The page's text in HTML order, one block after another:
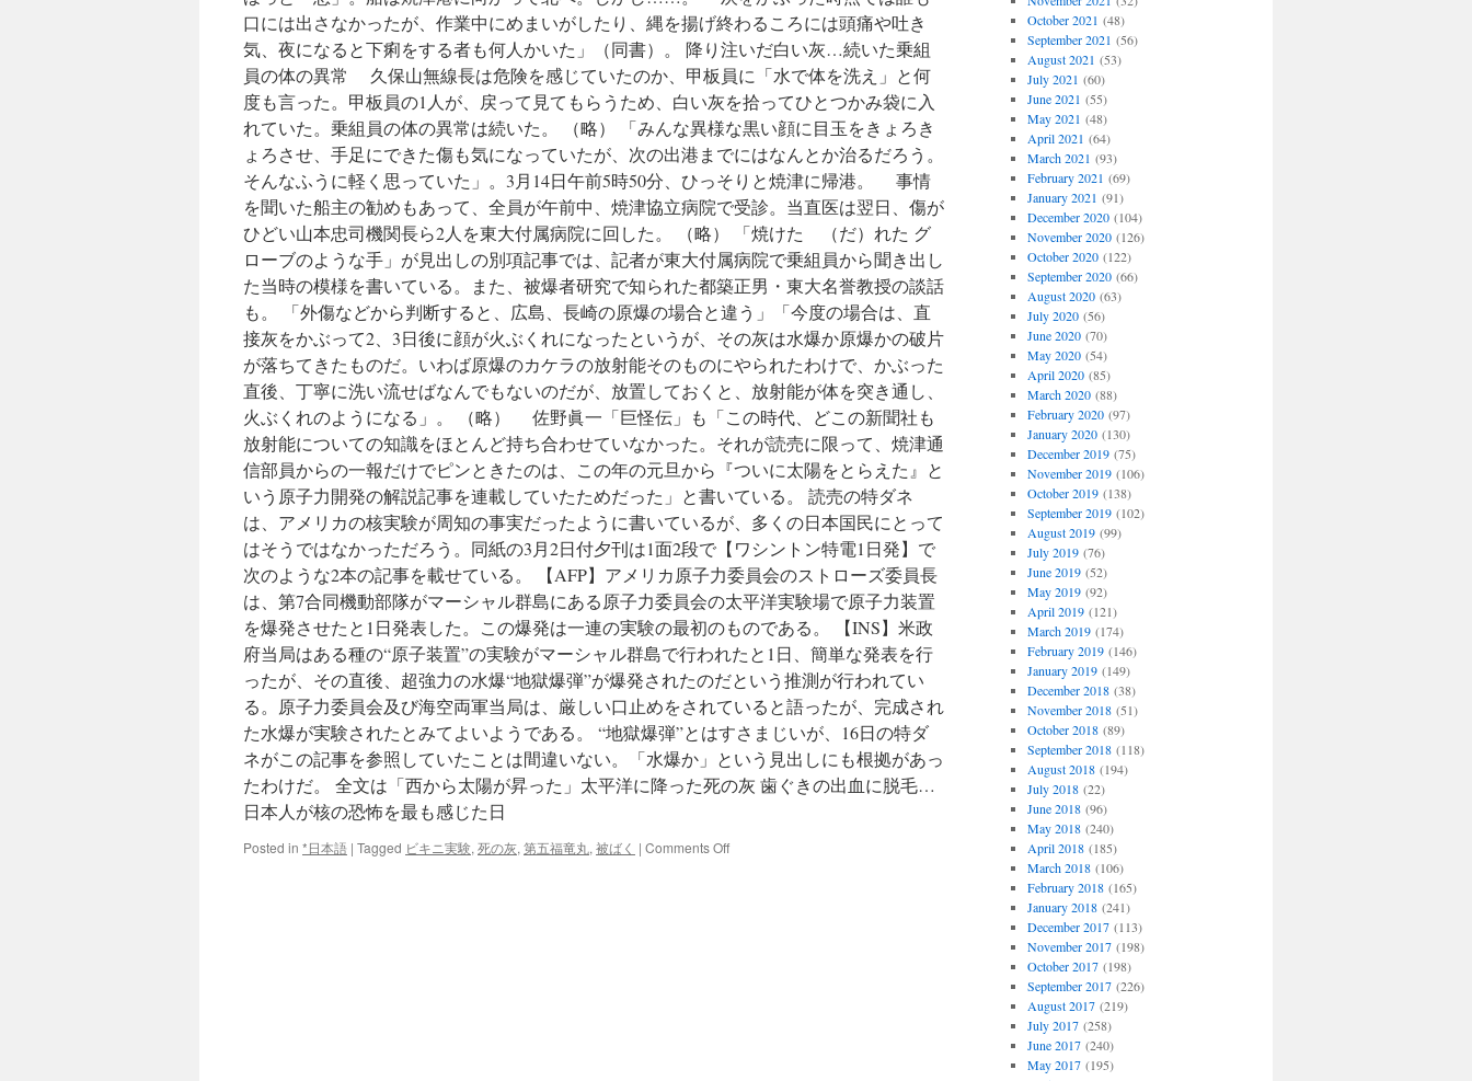
口には出さなかったが、作業中にめまいがしたり、縄を揚げ終わるころには頭痛や吐き
気、夜になると下痢をする者も何人かいた」（同書）。 降り注いだ白い灰…続いた乗組
員の体の異常 久保山無線長は危険を感じていたのか、甲板員に「水で体を洗え」と何
度も言った。甲板員の1人が、戻って見てもらうため、白い灰を拾ってひとつかみ袋に入
れていた。乗組員の体の異常は続いた。 （略） 「みんな異様な黒い顔に目玉をきょろき
ょろさせ、手足にできた傷も気になっていたが、次の出港までにはなんとか治るだろう。
そんなふうに軽く思っていた」。3月14日午前5時50分、ひっそりと焼津に帰港。 事情
を聞いた船主の勧めもあって、全員が午前中、焼津協立病院で受診。当直医は翌日、傷が
ひどい山本忠司機関長ら2人を東大付属病院に回した。 （略） 「焼けたゞ（だ）れた グ
ローブのような手」が見出しの別項記事では、記者が東大付属病院で乗組員から聞き出し
た当時の模様を書いている。また、被爆者研究で知られた都築正男・東大名誉教授の談話
も。 「外傷などから判断すると、広島、長崎の原爆の場合と違う」「今度の場合は、直
接灰をかぶって2、3日後に顔が火ぶくれになったというが、その灰は水爆か原爆かの破片
が落ちてきたものだ。いわば原爆のカケラの放射能そのものにやられたわけで、かぶった
直後、丁寧に洗い流せばなんでもないのだが、放置しておくと、放射能が体を突き通し、
火ぶくれのようになる」。 （略） 佐野眞一「巨怪伝」も「この時代、どこの新聞社も
放射能についての知識をほとんど持ち合わせていなかった。それが読売に限って、焼津通
信部員からの一報だけでピンときたのは、この年の元旦から『ついに太陽をとらえた』と
いう原子力開発の解説記事を連載していたためだった」と書いている。 読売の特ダネ
は、アメリカの核実験が周知の事実だったように書いているが、多くの日本国民にとって
はそうではなかっただろう。同紙の3月2日付夕刊は1面2段で【ワシントン特電1日発】で
次のような2本の記事を載せている。 【AFP】アメリカ原子力委員会のストローズ委員長
は、第7合同機動部隊がマーシャル群島にある原子力委員会の太平洋実験場で原子力装置
を爆発させたと1日発表した。この爆発は一連の実験の最初のものである。 【INS】米政
府当局はある種の“原子装置”の実験がマーシャル群島で行われたと1日、簡単な発表を行
ったが、その直後、超強力の水爆“地獄爆弾”が爆発されたのだという推測が行われてい
る。原子力委員会及び海空両軍当局は、厳しい口止めをされていると語ったが、完成され
た水爆が実験されたとみてよいようである。 “地獄爆弾”とはすさまじいが、16日の特ダ
ネがこの記事を参照していたことは間違いない。「水爆か」という見出しにも根拠があっ
たわけだ。 全文は「西から太陽が昇った」太平洋に降った死の灰 歯ぐきの出血に脱毛…
日本人が核の恐怖を最も感じた日
Posted in *日本語 | Tagged ビキニ実験, 死の灰, 第五福竜丸, 被ばく | Comments Offon
October 2021 (48)
September 2021 (56)
August 2021 (53)
July 2021 (60)
June 2021 (55)
May 2021 (48)
April 2021 (64)
March 2021 (93)
February 2021 (69)
January 2021 (91)
December 2020(104)
November 2020(126)
October 2020(122)
September 2020(66)
August 2020(63)
July 2020(56)
June 2020(70)
May 2020(54)
April 2020(85)
March 2020(88)
February 2020(97)
January 2020(130)
December 2019(75)
November 2019(106)
October 2019(138)
September 2019(102)
August 2019(99)
July 2019(76)
June 2019(52)
May 2019(92)
April 2019(121)
March 2019(174)
February 2019(146)
January 2019(149)
December 2018(38)
November 2018(51)
October 2018(89)
September 2018(118)
August 2018(194)
July 2018(22)
June 2018(96)
May 2018(240)
April 2018(185)
March 2018(106)
February 2018(165)
January 2018(241)
December 2017(113)
November 2017(198)
October 2017(198)
September 2017(226)
August 2017(219)
July 2017(258)
June 2017(240)
May 2017(195)